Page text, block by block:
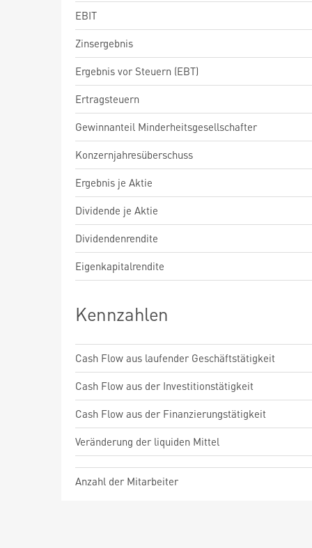
EBIT
Zinsergebnis
Ergebnis vor Steuern (EBT)
Ertragsteuern
Gewinnanteil Minderheitsgesellschafter
Konzernjahresüberschuss
Ergebnis je Aktie
Dividende je Aktie
Dividendenrendite
Eigenkapitalrendite
Kennzahlen
Cash Flow aus laufender Geschäftstätigkeit
Cash Flow aus der Investitionstätigkeit
Cash Flow aus der Finanzierungstätigkeit
Veränderung der liquiden Mittel
Anzahl der Mitarbeiter